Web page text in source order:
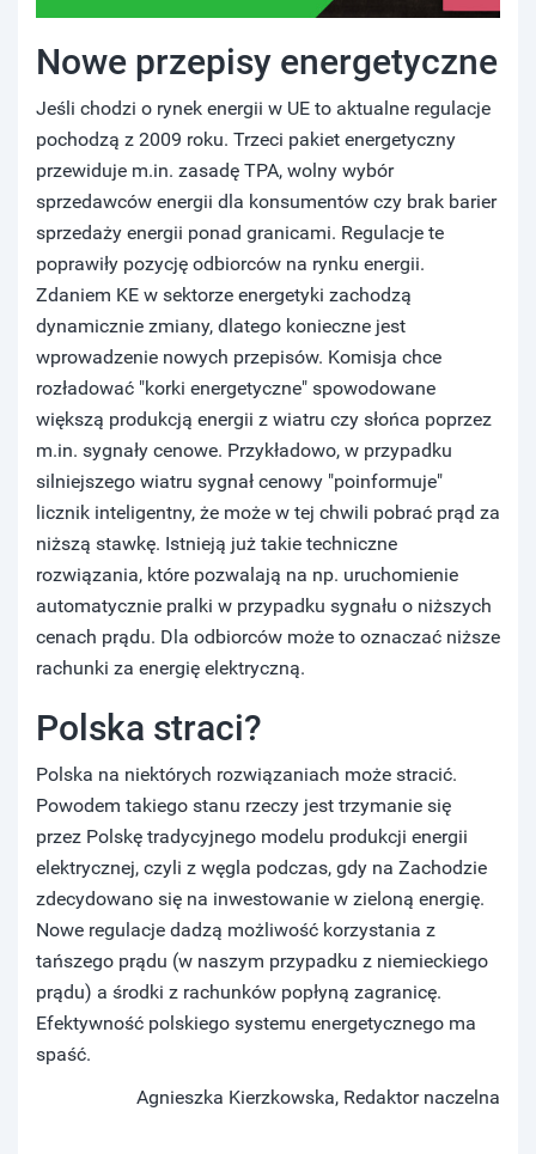
Nowe przepisy energetyczne
Jeśli chodzi o rynek energii w UE to aktualne regulacje
pochodzą z 2009 roku. Trzeci pakiet energetyczny
przewiduje m.in. zasadę TPA, wolny wybór
sprzedawców energii dla konsumentów czy brak barier
sprzedaży energii ponad granicami. Regulacje te
poprawiły pozycję odbiorców na rynku energii.
Zdaniem KE w sektorze energetyki zachodzą
dynamicznie zmiany, dlatego konieczne jest
wprowadzenie nowych przepisów. Komisja chce
rozładować "korki energetyczne" spowodowane
większą produkcją energii z wiatru czy słońca poprzez
m.in. sygnały cenowe. Przykładowo, w przypadku
silniejszego wiatru sygnał cenowy "poinformuje"
licznik inteligentny, że może w tej chwili pobrać prąd za
niższą stawkę. Istnieją już takie techniczne
rozwiązania, które pozwalają na np. uruchomienie
automatycznie pralki w przypadku sygnału o niższych
cenach prądu. Dla odbiorców może to oznaczać niższe
rachunki za energię elektryczną.
Polska straci?
Polska na niektórych rozwiązaniach może stracić.
Powodem takiego stanu rzeczy jest trzymanie się
przez Polskę tradycyjnego modelu produkcji energii
elektrycznej, czyli z węgla podczas, gdy na Zachodzie
zdecydowano się na inwestowanie w zieloną energię.
Nowe regulacje dadzą możliwość korzystania z
tańszego prądu (w naszym przypadku z niemieckiego
prądu) a środki z rachunków popłyną zagranicę.
Efektywność polskiego systemu energetycznego ma
spaść.
Agnieszka Kierzkowska, Redaktor naczelna